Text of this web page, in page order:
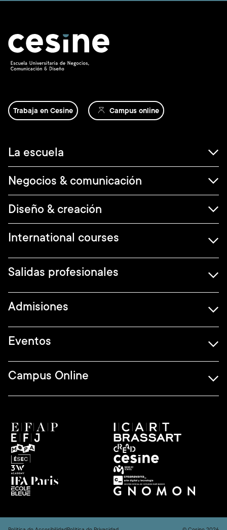
Trabaja en Cesine Campus online
Navegación
principal
La escuela
Negocios & comunicación
Diseño & creación
International courses
Salidas profesionales
Admisiones
Eventos
Campus Online